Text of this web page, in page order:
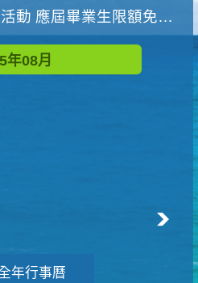
應屆畢業生限額免費參加
年08月
年行事曆